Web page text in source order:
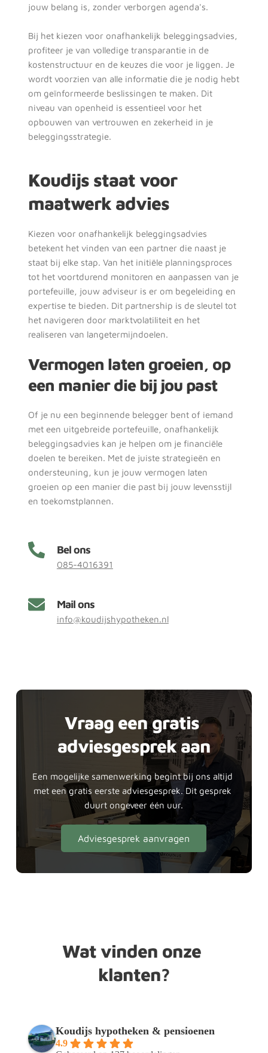
Hypotheekadvies
Pensioenadvies
Verzekeringsadvi
Aanvragen
jouw belang is, zonder verborgen agenda's.
Bij het kiezen voor onafhankelijk beleggingsadvies,
profiteer je van volledige transparantie in de
kostenstructuur en de keuzes die voor je liggen. Je
wordt voorzien van alle informatie die je nodig hebt
om geïnformeerde beslissingen te maken. Dit
niveau van openheid is essentieel voor het
opbouwen van vertrouwen en zekerheid in je
beleggingsstrategie.
Koudijs staat voor
maatwerk advies
Kiezen voor onafhankelijk beleggingsadvies
betekent het vinden van een partner die naast je
staat bij elke stap. Van het initiële planningsproces
tot het voortdurend monitoren en aanpassen van je
portefeuille, jouw adviseur is er om begeleiding en
expertise te bieden. Dit partnership is de sleutel tot
het navigeren door marktvolatiliteit en het
realiseren van langetermijndoelen.
Vermogen laten groeien, op
een manier die bij jou past
Of je nu een beginnende belegger bent of iemand
met een uitgebreide portefeuille, onafhankelijk
beleggingsadvies kan je helpen om je financiële
doelen te bereiken. Met de juiste strategieën en
ondersteuning, kun je jouw vermogen laten
groeien op een manier die past bij jouw levensstijl
en toekomstplannen.
Bel ons
085-4016391
Mail ons
info@koudijshypotheken.nl
Vraag een gratis
adviesgesprek aan
Een mogelijke samenwerking begint bij ons altijd
met een gratis eerste adviesgesprek. Dit gesprek
duurt ongeveer één uur.
Adviesgesprek aanvragen
Wat vinden onze
klanten?
Koudijs hypotheken & pensioenen
4.9